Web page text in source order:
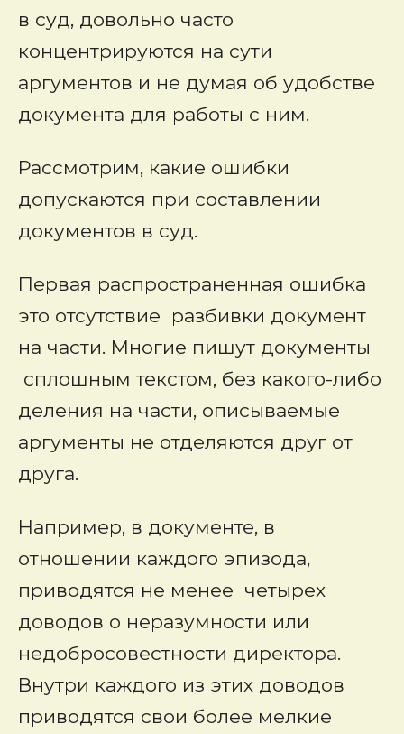
в суд, довольно часто
концентрируются на сути
аргументов и не думая об удобстве
документа для работы с ним.
Рассмотрим, какие ошибки
допускаются при составлении
документов в суд.
Первая распространенная ошибка
это отсутствие разбивки документ
на части. Многие пишут документы
сплошным текстом, без какого-либо
деления на части, описываемые
аргументы не отделяются друг от
друга.
Например, в документе, в
отношении каждого эпизода,
приводятся не менее четырех
доводов о неразумности или
недобросовестности директора.
Внутри каждого из этих доводов
приводятся свои более мелкие